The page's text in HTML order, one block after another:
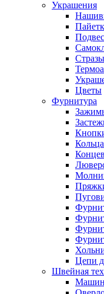
Украшения
Стразы
Цветы
Фурнитура
Кольца
Цепи
Швейная